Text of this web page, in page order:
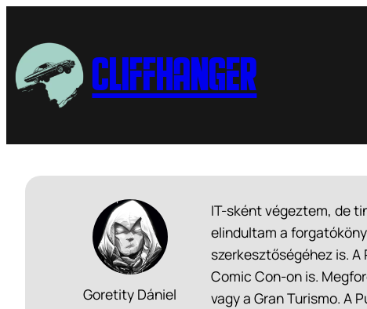
Cliffhanger
Goretity Dániel
IT-sként végeztem, de
elindultam a
szerkesztőségéhez is.
Comic Con-on is.
vagy a Gran Turismo. A